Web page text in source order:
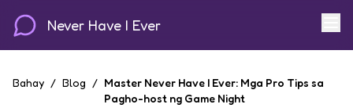
Never Have I Ever
Bahay / Blog / Master Never Have I Ever: Mga Pro Tips sa
Pagho-host ng Game Night